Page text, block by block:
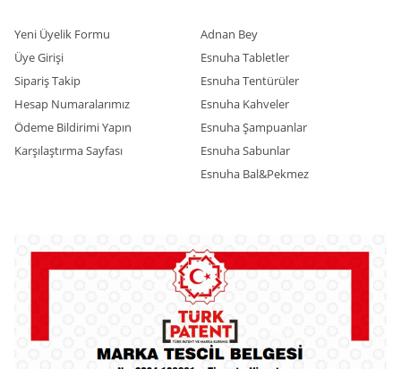
Yeni Üyelik Formu
Üye Girişi
Sipariş Takip
Hesap Numaralarımız
Ödeme Bildirimi Yapın
Karşılaştırma Sayfası
Adnan Bey
Esnuha Tabletler
Esnuha Tentürüler
Esnuha Kahveler
Esnuha Şampuanlar
Esnuha Sabunlar
Esnuha Bal&Pekmez